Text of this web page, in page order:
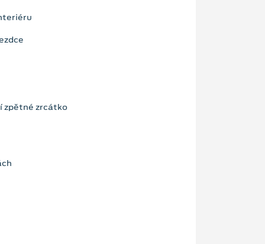
zpětné zrcátko